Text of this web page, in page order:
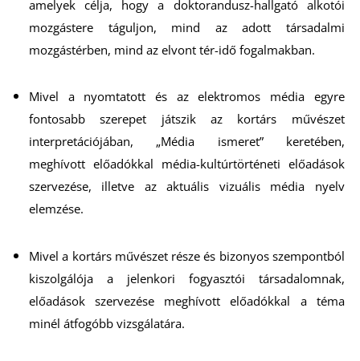
amelyek célja, hogy a doktorandusz-hallgató alkotói
mozgástere táguljon, mind az adott társadalmi
mozgástérben, mind az elvont tér-idő fogalmakban.
Mivel a nyomtatott és az elektromos média egyre
fontosabb szerepet játszik az kortárs művészet
interpretációjában, „Média ismeret” keretében,
meghívott előadókkal média-kultúrtörténeti előadások
szervezése, illetve az aktuális vizuális média nyelv
elemzése.
Mivel a kortárs művészet része és bizonyos szempontból
kiszolgálója a jelenkori fogyasztói társadalomnak,
előadások szervezése meghívott előadókkal a téma
minél átfogóbb vizsgálatára.